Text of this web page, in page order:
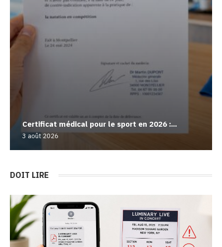
Certificat médical pour le sport en 2026 :...
3 août 2026
DOIT LIRE